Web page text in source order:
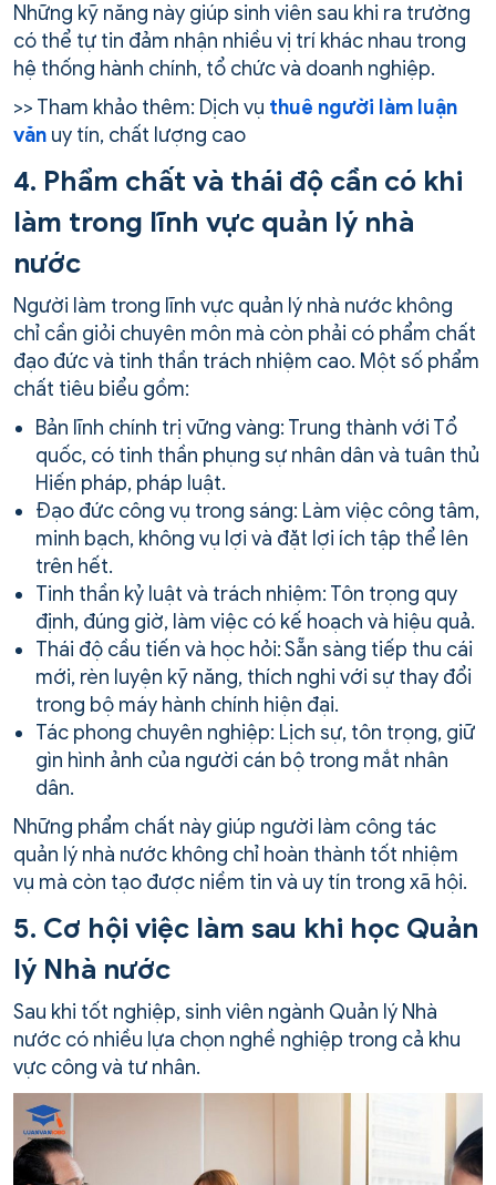
Những kỹ năng này giúp sinh viên sau khi ra trường
có thể tự tin đảm nhận nhiều vị trí khác nhau trong
hệ thống hành chính, tổ chức và doanh nghiệp.
>> Tham khảo thêm: Dịch vụ thuê người làm luận
văn uy tín, chất lượng cao
4. Phẩm chất và thái độ cần có khi
làm trong lĩnh vực quản lý nhà
nước
Người làm trong lĩnh vực quản lý nhà nước không
chỉ cần giỏi chuyên môn mà còn phải có phẩm chất
đạo đức và tinh thần trách nhiệm cao. Một số phẩm
chất tiêu biểu gồm:
Bản lĩnh chính trị vững vàng: Trung thành với Tổ
quốc, có tinh thần phụng sự nhân dân và tuân thủ
Hiến pháp, pháp luật.
Đạo đức công vụ trong sáng: Làm việc công tâm,
minh bạch, không vụ lợi và đặt lợi ích tập thể lên
trên hết.
Tinh thần kỷ luật và trách nhiệm: Tôn trọng quy
định, đúng giờ, làm việc có kế hoạch và hiệu quả.
Thái độ cầu tiến và học hỏi: Sẵn sàng tiếp thu cái
mới, rèn luyện kỹ năng, thích nghi với sự thay đổi
trong bộ máy hành chính hiện đại.
Tác phong chuyên nghiệp: Lịch sự, tôn trọng, giữ
gìn hình ảnh của người cán bộ trong mắt nhân
dân.
Những phẩm chất này giúp người làm công tác
quản lý nhà nước không chỉ hoàn thành tốt nhiệm
vụ mà còn tạo được niềm tin và uy tín trong xã hội.
5. Cơ hội việc làm sau khi học Quản
lý Nhà nước
Sau khi tốt nghiệp, sinh viên ngành Quản lý Nhà
nước có nhiều lựa chọn nghề nghiệp trong cả khu
vực công và tư nhân.